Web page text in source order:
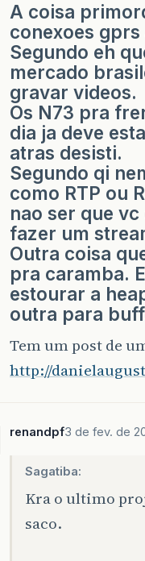
A coisa
conexoes
Segundo eh
mercado
gravar videos.
Os N73 pra
dia ja deve
atras desisti.
Segundo qi
como RTP ou
nao ser que vc
fazer um
Outra coisa
pra caramba.
estourar a
outra para
Tem um post de
http://
renandpf3 de fev. de
Sagatiba:
Kra o ultimo
saco.